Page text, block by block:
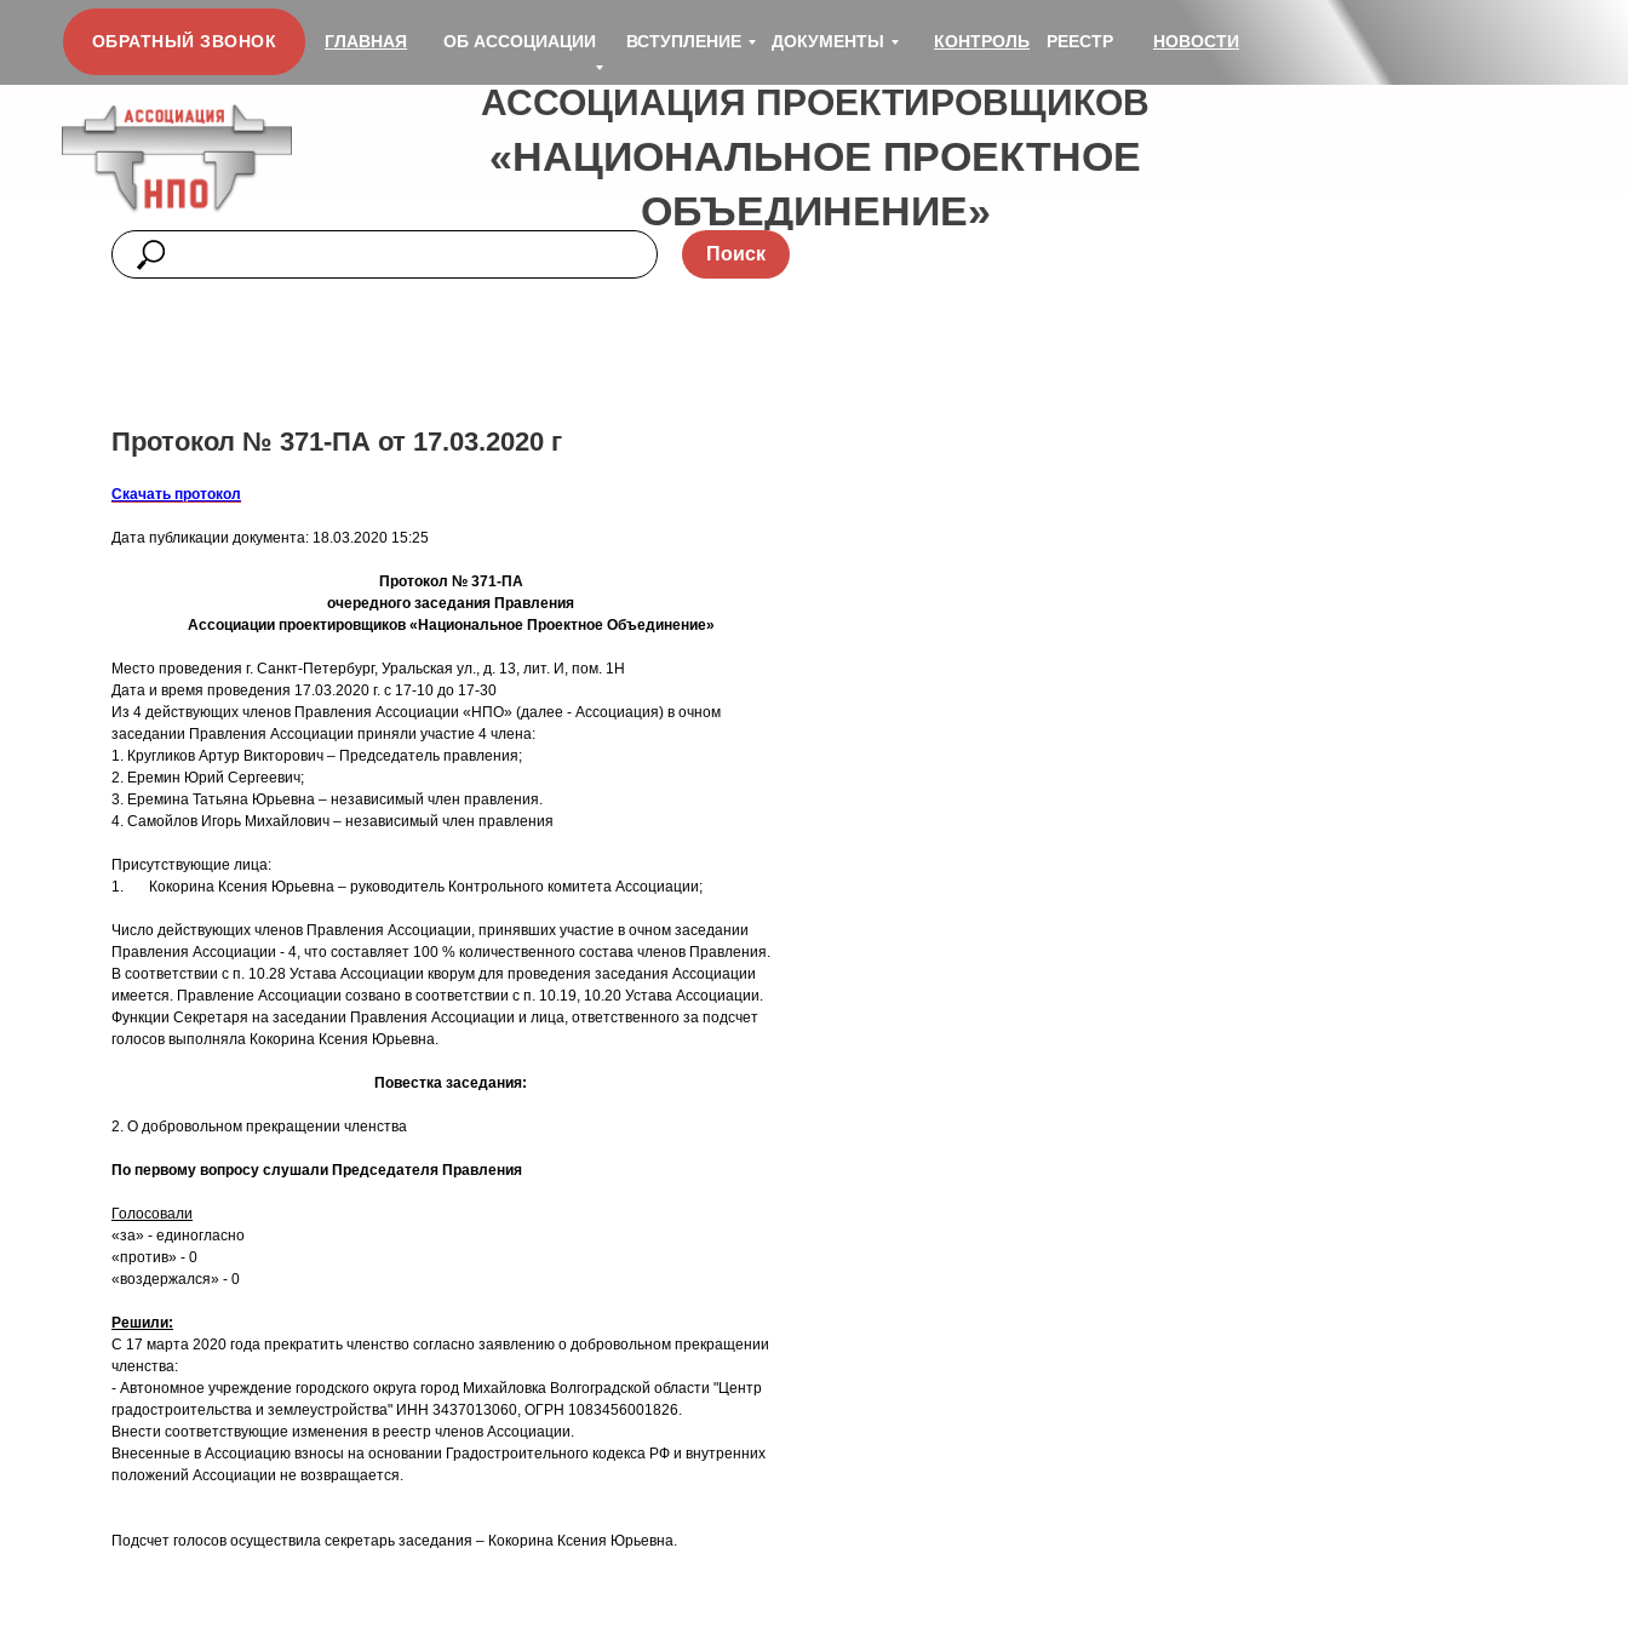
ОБ АССОЦИАЦИИ ДОКУМЕНТЫ
ВСТУПЛЕНИЕ КОНТРОЛЬ
ГЛАВНАЯ РЕЕСТР НОВОСТИ
ОБРАТНЫЙ ЗВОНОК
АССОЦИАЦИЯ ПРОЕКТИРОВЩИКОВ
«НАЦИОНАЛЬНОЕ ПРОЕКТНОЕ
ОБЪЕДИНЕНИЕ»
Поиск
Протокол № 371-ПА от 17.03.2020 г
Скачать протокол
Дата публикации документа: 18.03.2020 15:25
Протокол № 371-ПА
очередного заседания Правления
Ассоциации проектировщиков «Национальное Проектное Объединение»
Место проведения г. Санкт-Петербург, Уральская ул., д. 13, лит. И, пом. 1Н
Дата и время проведения 17.03.2020 г. с 17-10 до 17-30
Из 4 действующих членов Правления Ассоциации «НПО» (далее - Ассоциация) в очном
заседании Правления Ассоциации приняли участие 4 члена:
1. Кругликов Артур Викторович – Председатель правления;
2. Еремин Юрий Сергеевич;
3. Еремина Татьяна Юрьевна – независимый член правления.
4. Самойлов Игорь Михайлович – независимый член правления
Присутствующие лица:
1. Кокорина Ксения Юрьевна – руководитель Контрольного комитета Ассоциации;
Число действующих членов Правления Ассоциации, принявших участие в очном заседании
Правления Ассоциации - 4, что составляет 100 % количественного состава членов Правления.
В соответствии с п. 10.28 Устава Ассоциации кворум для проведения заседания Ассоциации
имеется. Правление Ассоциации созвано в соответствии с п. 10.19, 10.20 Устава Ассоциации.
Функции Секретаря на заседании Правления Ассоциации и лица, ответственного за подсчет
голосов выполняла Кокорина Ксения Юрьевна.
Повестка заседания:
2. О добровольном прекращении членства
По первому вопросу слушали Председателя Правления
Голосовали
«за» - единогласно
«против» - 0
«воздержался» - 0
Решили:
С 17 марта 2020 года прекратить членство согласно заявлению о добровольном прекращении
членства:
- Автономное учреждение городского округа город Михайловка Волгоградской области "Центр
градостроительства и землеустройства" ИНН 3437013060, ОГРН 1083456001826.
Внести соответствующие изменения в реестр членов Ассоциации.
Внесенные в Ассоциацию взносы на основании Градостроительного кодекса РФ и внутренних
положений Ассоциации не возвращается.
Подсчет голосов осуществила секретарь заседания – Кокорина Ксения Юрьевна.